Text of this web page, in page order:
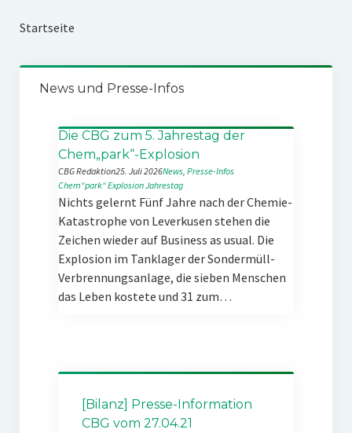
Startseite
News und Presse-Infos
Die CBG zum 5. Jahrestag der
Chem„park“-Explosion
CBG Redaktion25. Juli 2026News, Presse-Infos
Chem“park“ExplosionJahrestag
Nichts gelernt Fünf Jahre nach der Chemie-
Katastrophe von Leverkusen stehen die
Zeichen wieder auf Business as usual. Die
Explosion im Tanklager der Sondermüll-
Verbrennungsanlage, die sieben Menschen
das Leben kostete und 31 zum…
[Bilanz] Presse-Information
CBG vom 27.04.21